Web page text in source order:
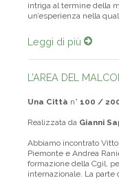
intriga al termine della
un’esperienza nella
Leggi di più
L’AREA DEL
Una Città n° 100 /
Realizzata da Gianni
Abbiamo incontrato
Piemonte e Andrea
formazione della Cgil,
internazionale. La parte